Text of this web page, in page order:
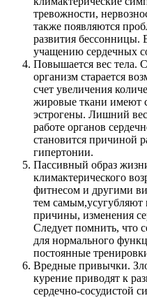
тревожности,
также появляются
развития бессонницы.
учащению сердечных
Повышается вес тела.
организм старается
счет увеличения
жировые ткани имеют
эстрогены. Лишний вес
работе органов
становится причиной
гипертонии.
Пассивный образ
климактерического
фитнесом и другими
тем
причины, изменения
Следует помнить, что
для нормального
постоянные
Вредные привычки.
курение приводят к
сердечно-сосудистой